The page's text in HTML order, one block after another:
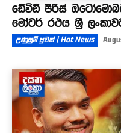
ඩේවිඩ් පීරිස්
මෝටර් රථය ශ්‍රී
උණුසුම් පුවත් | Hot News